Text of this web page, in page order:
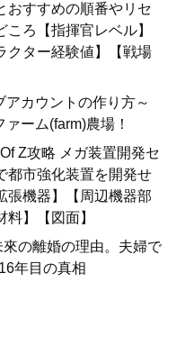
おすすめの順番やリセ
ころ【指揮官レベル】
クター経験値】【戦場
アカウントの作り方～
ーム(farm)農場！
Z攻略 メガ装置開発セ
都市強化装置を開発せ
張機器】【周辺機器部
料】【図面】
の離婚の理由。夫婦で
年目の真相